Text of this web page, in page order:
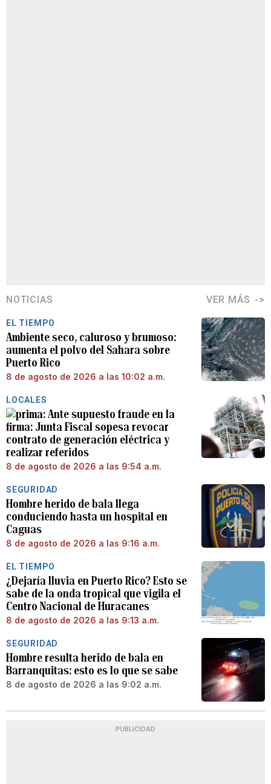
NOTICIAS VER MÁS
EL TIEMPO
Ambiente seco, caluroso y brumoso:
aumenta el polvo del Sahara sobre
Puerto Rico
8 de agosto de 2026 a las 10:02 a.m.
LOCALES
Ante supuesto fraude en la
firma: Junta Fiscal sopesa revocar
contrato de generación eléctrica y
realizar referidos
8 de agosto de 2026 a las 9:54 a.m.
SEGURIDAD
Hombre herido de bala llega
conduciendo hasta un hospital en
Caguas
8 de agosto de 2026 a las 9:16 a.m.
EL TIEMPO
¿Dejaría lluvia en Puerto Rico? Esto se
sabe de la onda tropical que vigila el
Centro Nacional de Huracanes
8 de agosto de 2026 a las 9:13 a.m.
SEGURIDAD
Hombre resulta herido de bala en
Barranquitas: esto es lo que se sabe
8 de agosto de 2026 a las 9:02 a.m.
PUBLICIDAD